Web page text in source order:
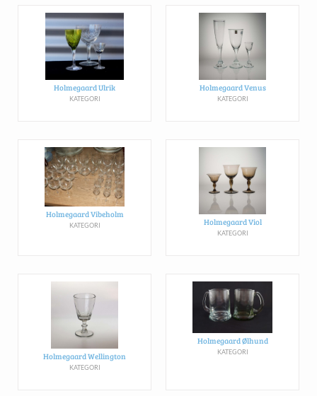
Holmegaard Ulrik
KATEGORI
Holmegaard Venus
KATEGORI
Holmegaard Vibeholm
KATEGORI Holmegaard Viol
KATEGORI
Holmegaard Wellington
KATEGORI
Holmegaard Ølhund
KATEGORI